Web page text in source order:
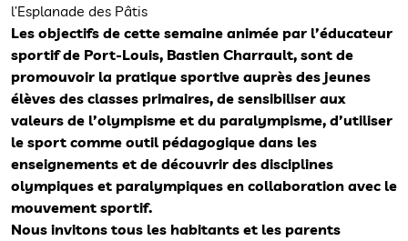
l’Esplanade des Pâtis
Les objectifs de cette semaine animée par l’éducateur
sportif de Port-Louis, Bastien Charrault, sont de
promouvoir la pratique sportive auprès des jeunes
élèves des classes primaires, de sensibiliser aux
valeurs de l’olympisme et du paralympisme, d’utiliser
le sport comme outil pédagogique dans les
enseignements et de découvrir des disciplines
olympiques et paralympiques en collaboration avec le
mouvement sportif.
Nous invitons tous les habitants et les parents